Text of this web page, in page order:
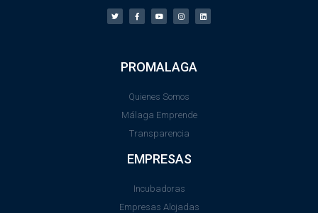
PROMALAGA
Quienes Somos
Málaga Emprende
Transparencia
EMPRESAS
Incubadoras
Empresas Alojadas